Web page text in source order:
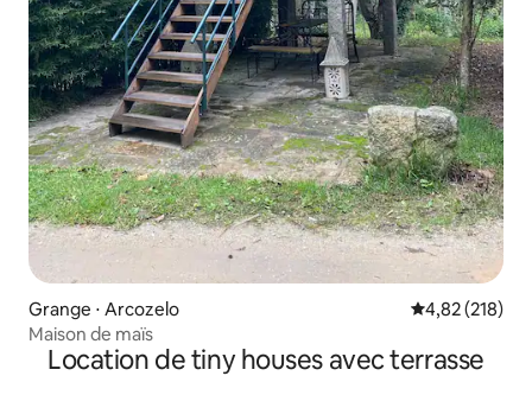
Grange ⋅ Arcozelo Évaluation
4,82 (218)
Maison de maïs
Location de tiny houses avec terrasse